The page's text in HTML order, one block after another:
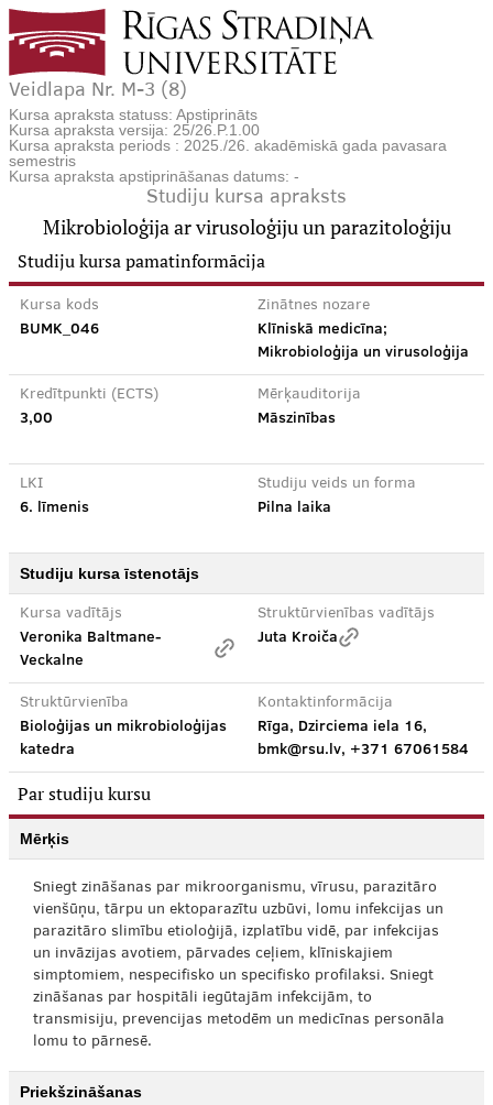
Veidlapa Nr. M-3 (8)
Kursa apraksta statuss: Apstiprināts
Kursa apraksta versija: 25/26.P.1.00
Kursa apraksta periods : 2025./26. akadēmiskā gada pavasara
semestris
Kursa apraksta apstiprināšanas datums: -
Studiju kursa apraksts
Mikrobioloģija ar virusoloģiju un parazitoloģiju
Studiju kursa pamatinformācija
Kursa kods
BUMK_046
Zinātnes nozare
Klīniskā medicīna;
Mikrobioloģija un virusoloģija
Kredītpunkti (ECTS)
3,00
Mērķauditorija
Māszinības
LKI
6. līmenis
Studiju veids un forma
Pilna laika
Studiju kursa īstenotājs
Kursa vadītājs
Veronika Baltmane-
Veckalne
Struktūrvienības vadītājs
Juta Kroiča
Struktūrvienība
Bioloģijas un mikrobioloģijas
katedra
Kontaktinformācija
Rīga, Dzirciema iela 16,
bmk@rsu.lv, +371 67061584
Par studiju kursu
Mērķis
Sniegt zināšanas par mikroorganismu, vīrusu, parazitāro
vienšūņu, tārpu un ektoparazītu uzbūvi, lomu infekcijas un
parazitāro slimību etioloģijā, izplatību vidē, par infekcijas
un invāzijas avotiem, pārvades ceļiem, klīniskajiem
simptomiem, nespecifisko un specifisko profilaksi. Sniegt
zināšanas par hospitāli iegūtajām infekcijām, to
transmisiju, prevencijas metodēm un medicīnas personāla
lomu to pārnesē.
Priekšzināšanas